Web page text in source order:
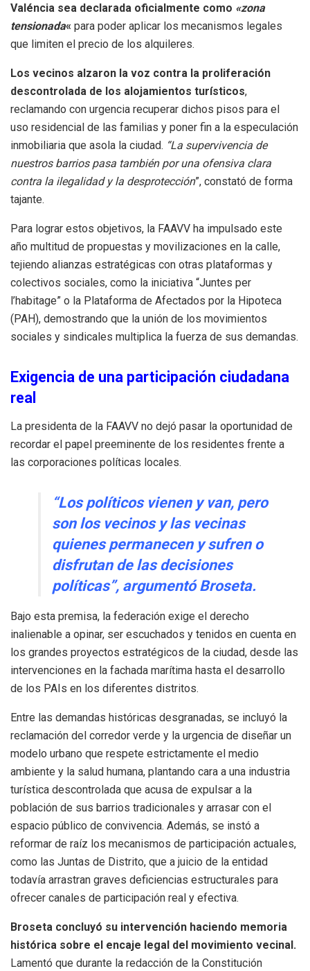
Valéncia sea declarada oficialmente como «zona
tensionada« para poder aplicar los mecanismos legales
que limiten el precio de los alquileres.
Los vecinos alzaron la voz contra la proliferación
descontrolada de los alojamientos turísticos,
reclamando con urgencia recuperar dichos pisos para el
uso residencial de las familias y poner fin a la especulación
inmobiliaria que asola la ciudad. “La supervivencia de
nuestros barrios pasa también por una ofensiva clara
contra la ilegalidad y la desprotección”, constató de forma
tajante.
Para lograr estos objetivos, la FAAVV ha impulsado este
año multitud de propuestas y movilizaciones en la calle,
tejiendo alianzas estratégicas con otras plataformas y
colectivos sociales, como la iniciativa “Juntes per
l’habitage” o la Plataforma de Afectados por la Hipoteca
(PAH), demostrando que la unión de los movimientos
sociales y sindicales multiplica la fuerza de sus demandas.
Exigencia de una participación ciudadana
real
La presidenta de la FAAVV no dejó pasar la oportunidad de
recordar el papel preeminente de los residentes frente a
las corporaciones políticas locales.
“Los políticos vienen y van, pero
son los vecinos y las vecinas
quienes permanecen y sufren o
disfrutan de las decisiones
políticas”, argumentó Broseta.
Bajo esta premisa, la federación exige el derecho
inalienable a opinar, ser escuchados y tenidos en cuenta en
los grandes proyectos estratégicos de la ciudad, desde las
intervenciones en la fachada marítima hasta el desarrollo
de los PAIs en los diferentes distritos.
Entre las demandas históricas desgranadas, se incluyó la
reclamación del corredor verde y la urgencia de diseñar un
modelo urbano que respete estrictamente el medio
ambiente y la salud humana, plantando cara a una industria
turística descontrolada que acusa de expulsar a la
población de sus barrios tradicionales y arrasar con el
espacio público de convivencia. Además, se instó a
reformar de raíz los mecanismos de participación actuales,
como las Juntas de Distrito, que a juicio de la entidad
todavía arrastran graves deficiencias estructurales para
ofrecer canales de participación real y efectiva.
Broseta concluyó su intervención haciendo memoria
histórica sobre el encaje legal del movimiento vecinal.
Lamentó que durante la redacción de la Constitución